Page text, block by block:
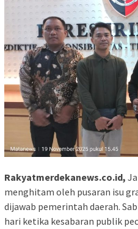
Rakyatmerdekanews.co.id,
menghitam oleh pusaran isu
dijawab pemerintah daerah.
hari ketika kesabaran publik